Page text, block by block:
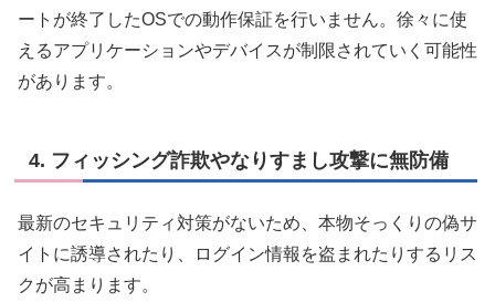
ートが終了したOSでの動作保証を行いません。徐々に使
えるアプリケーションやデバイスが制限されていく可能性
があります。
4. フィッシング詐欺やなりすまし攻撃に無防備
最新のセキュリティ対策がないため、本物そっくりの偽サ
イトに誘導されたり、ログイン情報を盗まれたりするリス
クが高まります。